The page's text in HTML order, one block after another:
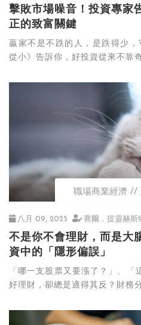
擊敗市場噪音！投資專家
正的致富關鍵
贏家不是不跌的人，是跌得少
從小》告訴你，好投資從來不靠
職場商業經濟
八月 09, 2025 喬爾．提靈赫斯
不是你不會理財，而是大
資中的「隱形偏誤」
「哪一支股票又要漲了？」、
好理財，卻總是適得其反？財務